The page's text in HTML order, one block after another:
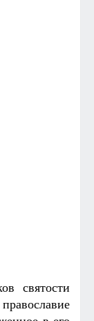
святости